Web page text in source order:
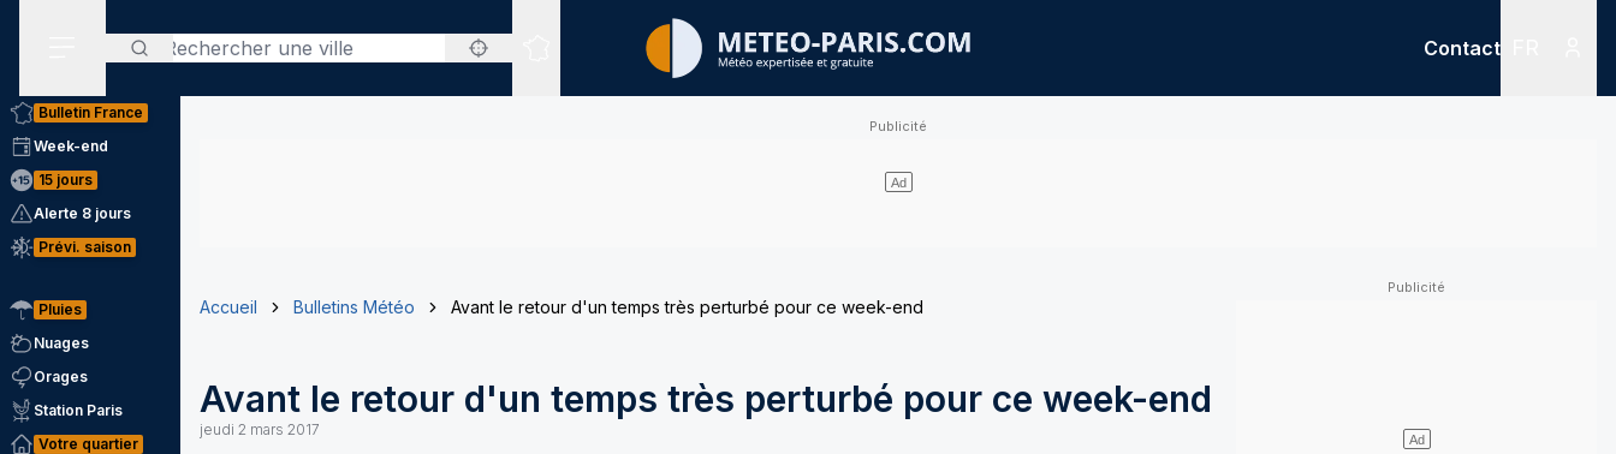
Rechercher
Sites expertisés
Contact
Bulletin France
Week-end
15 jours
Alerte 8 jours
Prévi. saison
Pluies
Nuages
Orages
Station Paris
Votre quartier
Accueil Bulletins Météo Avant le retour d'un temps très perturbé pour ce week-end
Avant le retour d'un temps très perturbé pour ce week-end
jeudi 2 mars 2017